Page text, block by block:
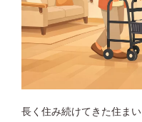
長く住み続けてきた住ま